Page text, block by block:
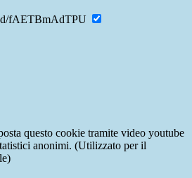
fAETBmAdTPU
questo cookie tramite video youtube
anonimi. (Utilizzato per il